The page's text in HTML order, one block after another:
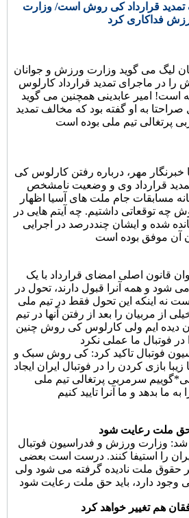
قرارداد کی روش است/ وزارت
لیگ می گوید وزارت ورزش و جوانان
در ماجرای تمدید قرارداد کارلوس
امیر عابدینی همچنین می گوید
به او گفته بود که مخالف تمدید
خبرنگار مهر، درباره رفتن کارلوس کی
قرارداد وی و وضعیت نامشخص
مسابقات جام ملت های آسیا اظهار
چه توقعاتی داشتیم. چه آیتم هایی در
شده و ایشان چنددرصد در اجرایی
قانون اصلی امضای قرارداد با یک
و همه آنرا قبول دارند، تحول در
نه اینکه این تحول فقط در تیم ملی
از مربیان را بعد از رفتن آنها در تیم
دیده ایم ولی کارلوس کی روش چنین
فوتبال تاکید کرد: کی روش سبک و
بازی کردن را در فوتبال ایران ایجاد
سرمربی پرتغالی تیم ملی
حق ملت رعایت شود
شد: وزارت ورزش و فدراسیون فوتبال
را استیفا کنند. درست است بعضی
حقوق ملت نادیده گرفته می شود ولی
هم تغییر خواهد کرد